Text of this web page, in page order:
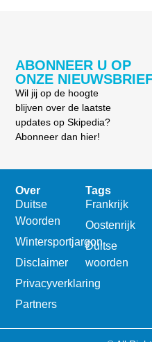
ABONNEER U OP
ONZE
Wil jij op de hoogte
blijven over de laatste
updates op Skipedia?
Abonneer dan hier!
Over
Duitse
Woorden
Wintersportjargon
Disclaimer
Privacyverklaring
Partners
Tags
Frankrijk
Oostenrijk
Duitse
woorden